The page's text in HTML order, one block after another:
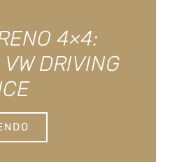
4×4:
DRIVING